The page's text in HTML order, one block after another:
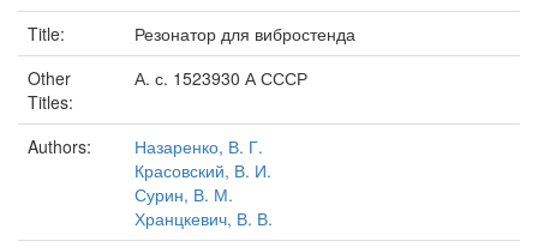
Title:
Резонатор для вибростенда
Other
Titles:
А. с. 1523930 А СССР
Authors:
Назаренко, В. Г.
Красовский, В. И.
Сурин, В. М.
Хранцкевич, В. В.